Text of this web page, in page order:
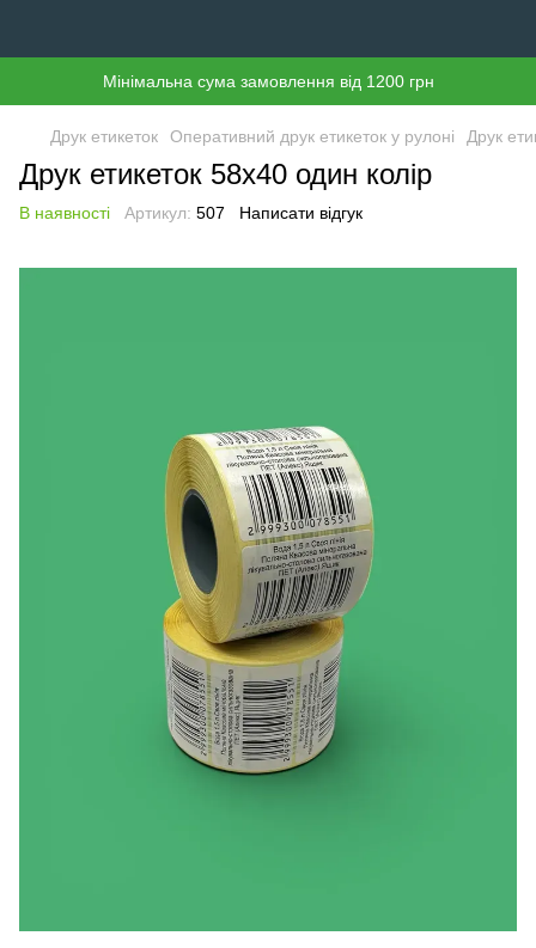
Мінімальна сума замовлення від 1200 грн
Друк етикеток Оперативний друк етикеток у рулоні Друк
Друк етикеток 58х40 один колір
В наявності Артикул: 507 Написати відгук